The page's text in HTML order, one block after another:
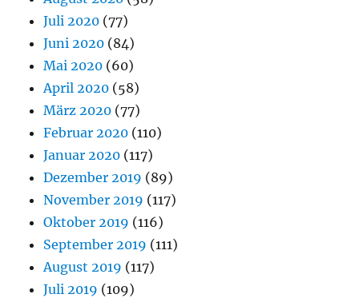
Juli 2020 (77)
Juni 2020 (84)
Mai 2020 (60)
April 2020 (58)
März 2020 (77)
Februar 2020 (110)
Januar 2020 (117)
Dezember 2019 (89)
November 2019 (117)
Oktober 2019 (116)
September 2019 (111)
August 2019 (117)
Juli 2019 (109)